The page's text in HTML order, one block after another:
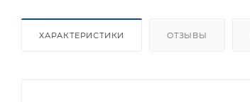
ХАРАКТЕРИСТИКИ ОТЗЫВЫ